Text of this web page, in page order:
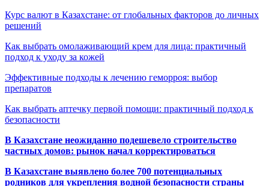
Курс валют в Казахстане: от глобальных факторов до личных
решений
Как выбрать омолаживающий крем для лица: практичный
подход к уходу за кожей
Эффективные подходы к лечению геморроя: выбор
препаратов
Как выбрать аптечку первой помощи: практичный подход к
безопасности
В Казахстане неожиданно подешевело строительство
частных домов: рынок начал корректироваться
В Казахстане выявлено более 700 потенциальных
родников для укрепления водной безопасности страны